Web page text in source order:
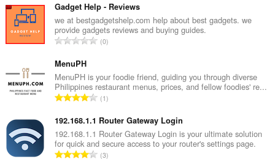
α
θ
μ
ο
ο
γ
ή
ε
ω
ν
ν
ο
λ
ο
θ
μ
ο
λ
ο
γ
ή
Gadget Help - Reviews
we at bestgadgetshelp.com help about best gadgets. we
provide gadgets reviews and buying guides.
Σ
ο
λ
ο
α
θ
μ
0
MenuPH
MenuPH is your foodie friend, guiding you through diverse
Philippines restaurant menus, prices, and fellow foodies' re...
Σ
ν
ο
λ
1
192.168.1.1 Router Gateway Login
192.168.1.1 Router Gateway Login is your ultimate solution
for quick and secure access to your router's settings page.
Σ3